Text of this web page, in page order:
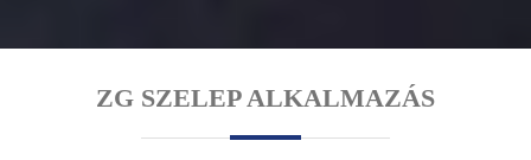
ZG SZELEP ALKALMAZÁS